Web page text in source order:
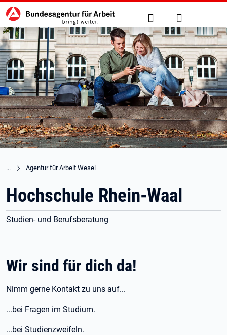
zu den Hauptinhalten springen
Hauptnavigation Suche Anmelden
Agentur für Arbeit Wesel
Hochschule Rhein-Waal
Studien- und Berufsberatung
Wir sind für dich da!
Nimm gerne Kontakt zu uns auf...
...bei Fragen im Studium.
...bei Studienzweifeln.